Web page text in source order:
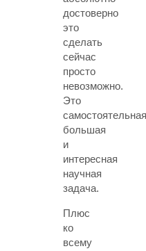
достоверно
это
сделать
сейчас
просто
невозможно.
Это
большая
и
интересная
научная
задача.
Плюс
ко
всему